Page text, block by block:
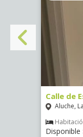
Calle de
Aluche,
Disponible